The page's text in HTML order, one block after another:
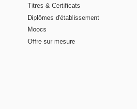
Titres & Certificats
Diplômes d'établissement
Moocs
Offre sur mesure